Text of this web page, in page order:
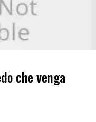
che venga